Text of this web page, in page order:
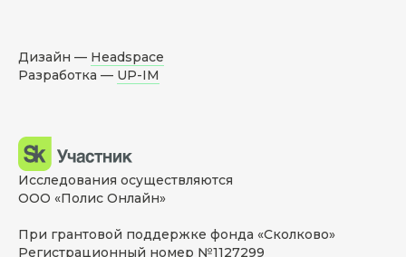
Дизайн — Headspace
Разработка — UP-IM
Исследования осуществляются
ООО «Полис Онлайн»
При грантовой поддержке фонда «Сколково»
Регистрационный номер №1127299